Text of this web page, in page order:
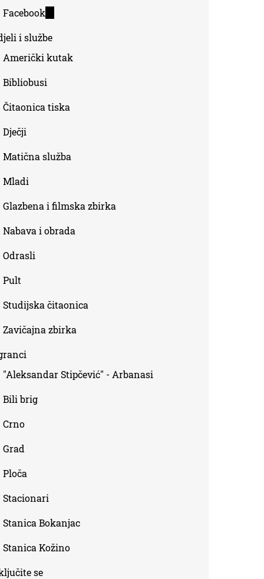
external)
Facebook
external)
i službe
Američki kutak
Bibliobusi
Čitaonica tiska
Dječji
Matična služba
Mladi
Glazbena i filmska zbirka
Nabava i obrada
Odrasli
Pult
Studijska čitaonica
Zavičajna zbirka
"Aleksandar Stipčević" - Arbanasi
Bili brig
Crno
Grad
Ploča
Stacionari
Stanica Bokanjac
Stanica Kožino
se